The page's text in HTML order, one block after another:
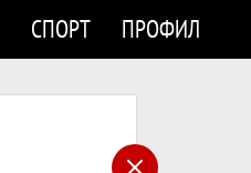
СПОРТ ПРОФИЛ